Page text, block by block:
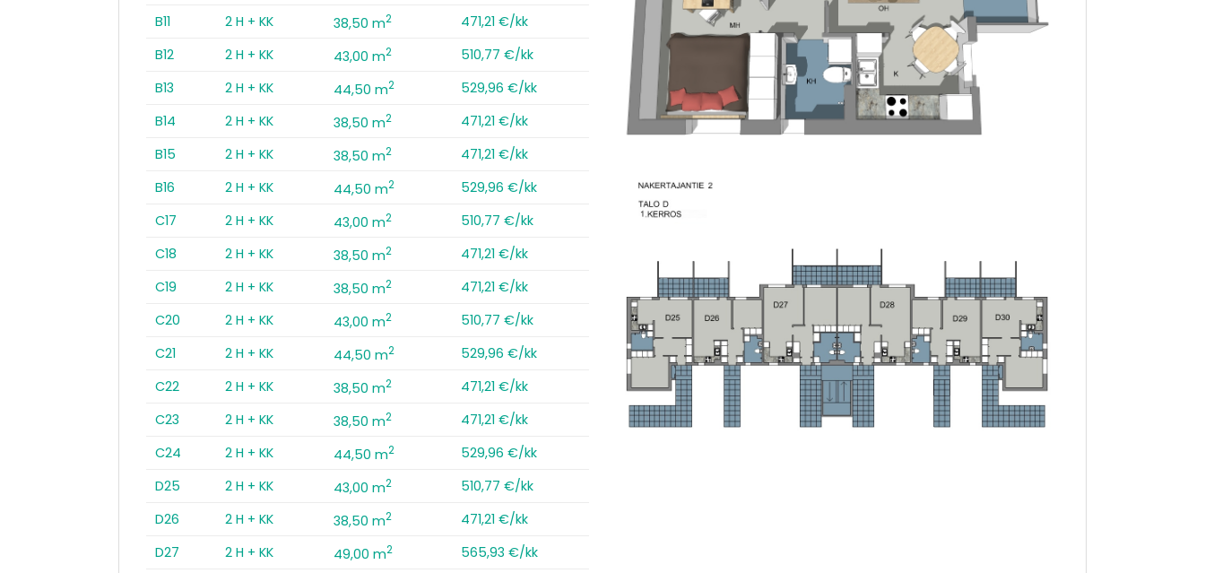
B11
2 H + KK 38,50 m2
471,21 €/kk
B12
2 H + KK 43,00 m2
510,77 €/kk
B13
2 H + KK 44,50 m2
529,96 €/kk
B14
2 H + KK 38,50 m2
471,21 €/kk
B15
2 H + KK 38,50 m2
471,21 €/kk
B16
2 H + KK 44,50 m2
529,96 €/kk
C17
2 H + KK 43,00 m2
510,77 €/kk
C18
2 H + KK 38,50 m2
471,21 €/kk
C19
2 H + KK 38,50 m2
471,21 €/kk
C20
2 H + KK 43,00 m2
510,77 €/kk
C21
2 H + KK 44,50 m2
529,96 €/kk
C22
2 H + KK 38,50 m2
471,21 €/kk
C23
2 H + KK 38,50 m2
471,21 €/kk
C24
2 H + KK 44,50 m2
529,96 €/kk
D25
2 H + KK 43,00 m2
510,77 €/kk
D26
2 H + KK 38,50 m2
471,21 €/kk
D27
2 H + KK 49,00 m2
565,93 €/kk